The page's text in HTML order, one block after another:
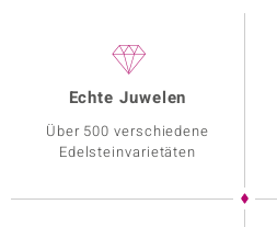
Echte Juwelen
Über 500 verschiedene
Edelsteinvarietäten